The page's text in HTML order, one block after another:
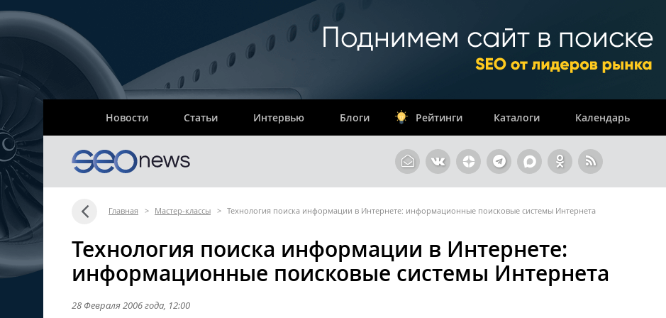
Новости Статьи Интервью Блоги Рейтинги Каталоги Календарь
Главная > Мастер-классы > Технология поиска информации в Интернете: информационные поисковые системы Интернета
Технология поиска информации в Интернете:
информационные поисковые системы Интернета
28 Февраля 2006 года , 12:00